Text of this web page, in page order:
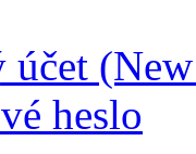
heslo